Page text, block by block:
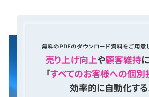
無料のPDFのダウンロード資料をご用意し
売り上げ向上や顧客維持
「すべてのお客様への個別
効率的に自動化する